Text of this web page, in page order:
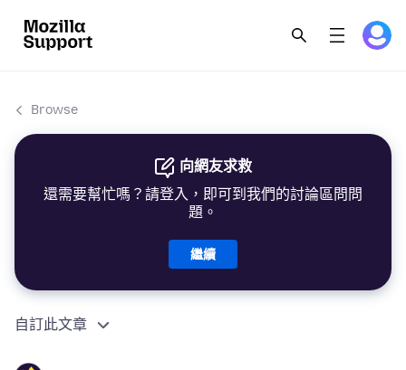
Browse
向網友求救
還需要幫忙嗎？請登入，即可到我們的討論區問問
題。
繼續
自訂此文章